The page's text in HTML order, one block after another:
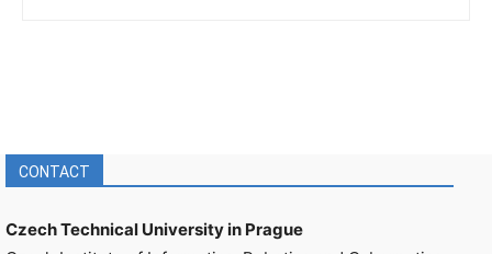
CONTACT
Czech Technical University in Prague